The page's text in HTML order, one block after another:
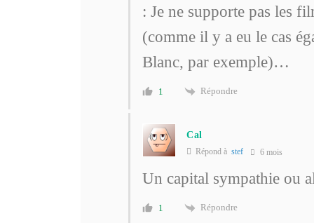
: Je ne supporte pas les
(comme il y a eu le cas
Blanc, par exemple)…
1 Répondre
Cal
Répond à stef 6 mois
Un capital sympathie ou
1 Répondre